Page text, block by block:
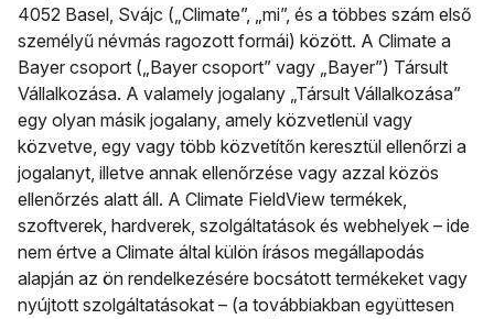
4052 Basel, Svájc („Climate”, „mi”, és a többes szám első
személyű névmás ragozott formái) között. A Climate a
Bayer csoport („Bayer csoport” vagy „Bayer”) Társult
Vállalkozása. A valamely jogalany „Társult Vállalkozása”
egy olyan másik jogalany, amely közvetlenül vagy
közvetve, egy vagy több közvetítőn keresztül ellenőrzi a
jogalanyt, illetve annak ellenőrzése vagy azzal közös
ellenőrzés alatt áll. A Climate FieldView termékek,
szoftverek, hardverek, szolgáltatások és webhelyek – ide
nem értve a Climate által külön írásos megállapodás
alapján az ön rendelkezésére bocsátott termékeket vagy
nyújtott szolgáltatásokat – (a továbbiakban együttesen